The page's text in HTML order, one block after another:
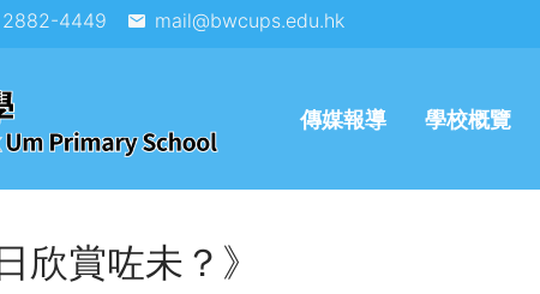
4449 mail@bwcups.edu.hk
傳媒報導 學校概覽
欣賞咗未？》